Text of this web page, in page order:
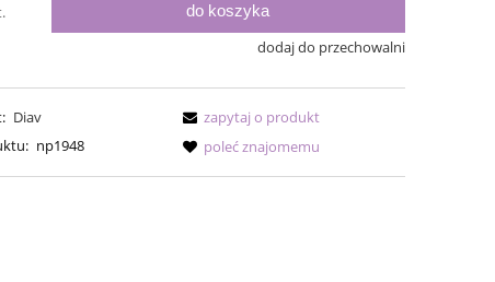
do koszyka
dodaj do przechowalni
Diav
np1948
zapytaj o produkt
poleć znajomemu